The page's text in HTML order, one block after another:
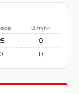
В пути
0
0